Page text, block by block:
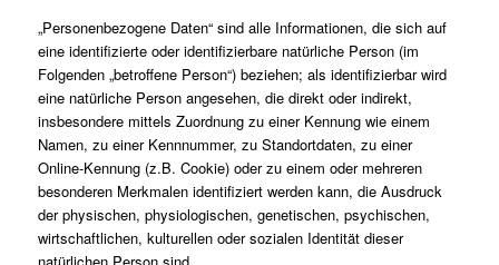
„Personenbezogene Daten“ sind alle Informationen, die sich auf
eine identifizierte oder identifizierbare natürliche Person (im
Folgenden „betroffene Person“) beziehen; als identifizierbar wird
eine natürliche Person angesehen, die direkt oder indirekt,
insbesondere mittels Zuordnung zu einer Kennung wie einem
Namen, zu einer Kennnummer, zu Standortdaten, zu einer
Online-Kennung (z.B. Cookie) oder zu einem oder mehreren
besonderen Merkmalen identifiziert werden kann, die Ausdruck
der physischen, physiologischen, genetischen, psychischen,
wirtschaftlichen, kulturellen oder sozialen Identität dieser